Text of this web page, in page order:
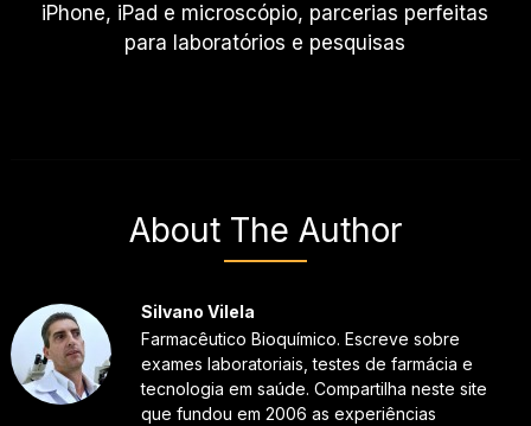
iPhone, iPad e microscópio, parcerias perfeitas
para laboratórios e pesquisas
About The Author
Silvano Vilela
Farmacêutico Bioquímico. Escreve sobre
exames laboratoriais, testes de farmácia e
tecnologia em saúde. Compartilha neste site
que fundou em 2006 as experiências